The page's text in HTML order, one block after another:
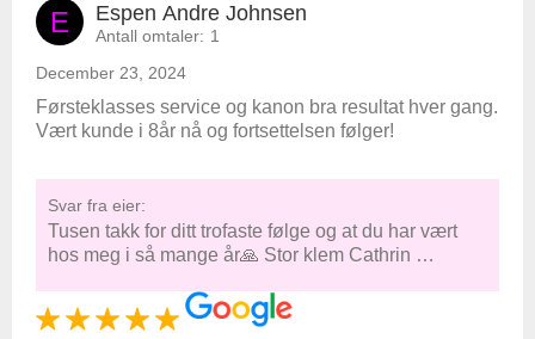
E Espen Andre Johnsen
Antall omtaler: 1
December 23, 2024
Førsteklasses service og kanon bra resultat hver gang.
Vært kunde i 8år nå og fortsettelsen følger!
Svar fra eier:
Tusen takk for ditt trofaste følge og at du har vært
hos meg i så mange år🙏 Stor klem Cathrin …